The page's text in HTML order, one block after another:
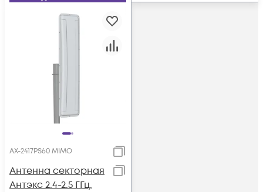
AX-2417PS60 MIMO
Антенна секторная
Антэкс 2.4-2.5 ГГц,